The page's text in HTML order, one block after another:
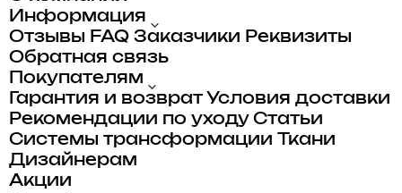
Информация
Отзывы FAQ Заказчики Реквизиты
Обратная связь
Покупателям
Гарантия и возврат Условия доставки
Рекомендации по уходу Статьи
Системы трансформации
Ткани
Дизайнерам
Акции